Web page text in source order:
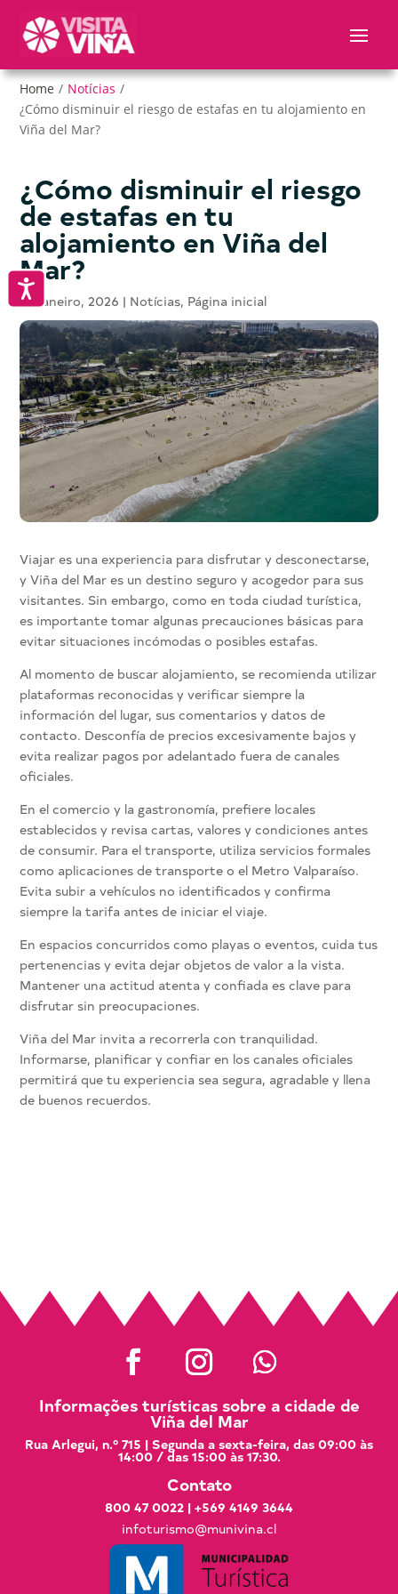
este
web
incluye
sistema
Home / Notícias /
¿Cómo disminuir el riesgo de estafas en tu alojamiento en
Viña del Mar?
¿Cómo disminuir el riesgo
de estafas en tu
alojamiento en Viña del
Mar?
28 janeiro, 2026 | Notícias, Página inicial
Viajar es una experiencia para disfrutar y desconectarse,
y Viña del Mar es un destino seguro y acogedor para sus
visitantes. Sin embargo, como en toda ciudad turística,
es importante tomar algunas precauciones básicas para
evitar situaciones incómodas o posibles estafas.
Al momento de buscar alojamiento, se recomienda utilizar
plataformas reconocidas y verificar siempre la
información del lugar, sus comentarios y datos de
contacto. Desconfía de precios excesivamente bajos y
evita realizar pagos por adelantado fuera de canales
oficiales.
En el comercio y la gastronomía, prefiere locales
establecidos y revisa cartas, valores y condiciones antes
de consumir. Para el transporte, utiliza servicios formales
como aplicaciones de transporte o el Metro Valparaíso.
Evita subir a vehículos no identificados y confirma
siempre la tarifa antes de iniciar el viaje.
En espacios concurridos como playas o eventos, cuida tus
pertenencias y evita dejar objetos de valor a la vista.
Mantener una actitud atenta y confiada es clave para
disfrutar sin preocupaciones.
Viña del Mar invita a recorrerla con tranquilidad.
Informarse, planificar y confiar en los canales oficiales
permitirá que tu experiencia sea segura, agradable y llena
de buenos recuerdos.
Informações turísticas sobre a cidade de
Viña del Mar
Rua Arlegui, n.º 715 | Segunda a sexta-feira, das 09:00 às
14:00 / das 15:00 às 17:30.
Contato
800 47 0022 | +569 4149 3644
infoturismo@munivina.cl